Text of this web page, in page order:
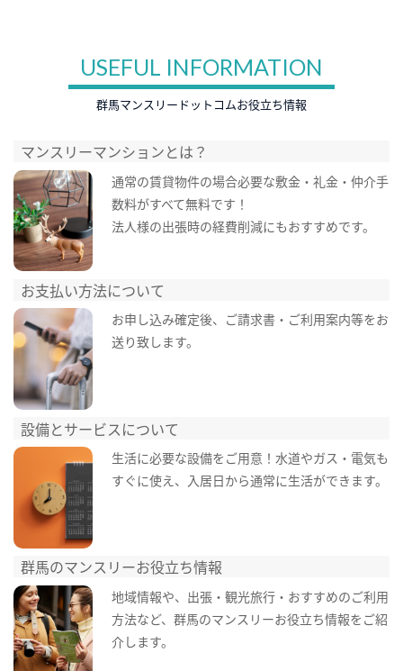
USEFUL INFORMATION
群馬マンスリードットコムお役立ち情報
マンスリーマンションとは？
通常の賃貸物件の場合必要な敷金・礼金・仲介手
数料がすべて無料です！
法人様の出張時の経費削減にもおすすめです。
お支払い方法について
お申し込み確定後、ご請求書・ご利用案内等をお
送り致します。
設備とサービスについて
生活に必要な設備をご用意！水道やガス・電気も
すぐに使え、入居日から通常に生活ができます。
群馬のマンスリーお役立ち情報
地域情報や、出張・観光旅行・おすすめのご利用
方法など、群馬のマンスリーお役立ち情報をご紹
介します。